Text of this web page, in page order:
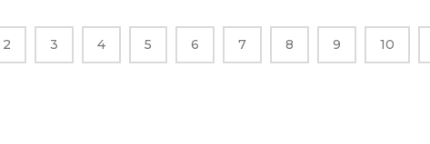
2 3 4 5 6 7 8 9 10